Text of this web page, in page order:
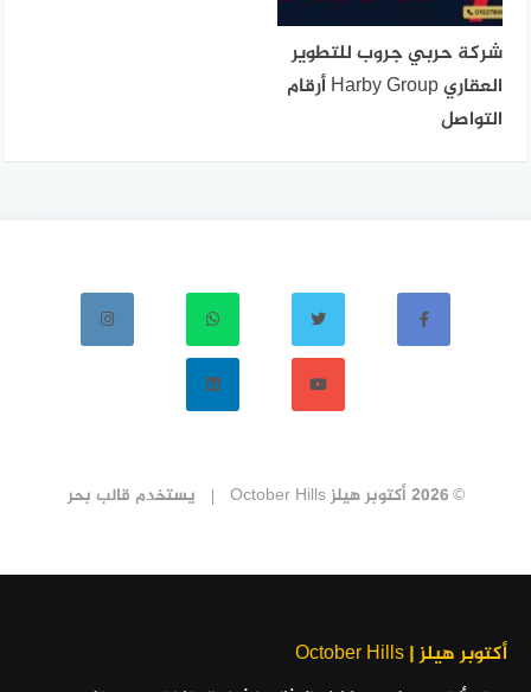
شركة حربي جروب للتطوير
العقاري Harby Group أرقام
التواصل
© 2026 أكتوبر هيلز October Hills يستخدم قالب بحر
أكتوبر هيلز | October Hills